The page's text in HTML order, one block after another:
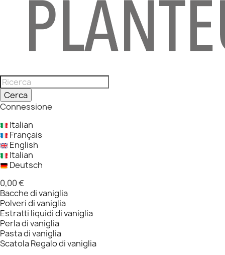
Cerca
Connessione
Italian
Français
English
Italian
Deutsch
0,00 €
Bacche di vaniglia
Polveri di vaniglia
Estratti liquidi di vaniglia
Perla di vaniglia
Pasta di vaniglia
Scatola Regalo di vaniglia